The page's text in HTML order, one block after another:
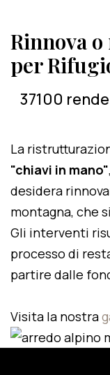
Rinnova
per
37100
La
"chiavi in mano"
desidera
montagna, che
Gli interventi
processo di
partire dalle
Visita la nostra